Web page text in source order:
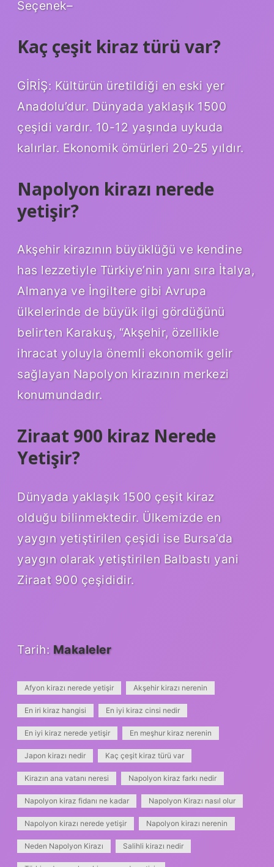
Seçenek–
Kaç çeşit kiraz türü var?
GİRİŞ: Kültürün üretildiği en eski yer
Anadolu’dur. Dünyada yaklaşık 1500
çeşidi vardır. 10-12 yaşında uykuda
kalırlar. Ekonomik ömürleri 20-25 yıldır.
Napolyon kirazı nerede
yetişir?
Akşehir kirazının büyüklüğü ve kendine
has lezzetiyle Türkiye’nin yanı sıra İtalya,
Almanya ve İngiltere gibi Avrupa
ülkelerinde de büyük ilgi gördüğünü
belirten Karakuş, “Akşehir, özellikle
ihracat yoluyla önemli ekonomik gelir
sağlayan Napolyon kirazının merkezi
konumundadır.
Ziraat 900 kiraz Nerede
Yetişir?
Dünyada yaklaşık 1500 çeşit kiraz
olduğu bilinmektedir. Ülkemizde en
yaygın yetiştirilen çeşidi ise Bursa’da
yaygın olarak yetiştirilen Balbastı yani
Ziraat 900 çeşididir.
Tarih: Makaleler
Afyon kirazı nerede yetişir Akşehir kirazı nerenin
En iri kiraz hangisi En iyi kiraz cinsi nedir
En iyi kiraz nerede yetişir En meşhur kiraz nerenin
Japon kirazı nedir Kaç çeşit kiraz türü var
Kirazın ana vatanı neresi Napolyon kiraz farkı nedir
Napolyon kiraz fidanı ne kadar Napolyon Kirazı nasıl olur
Napolyon kirazı nerede yetişir Napolyon kirazı nerenin
Neden Napolyon Kirazı Salihli kirazı nedir